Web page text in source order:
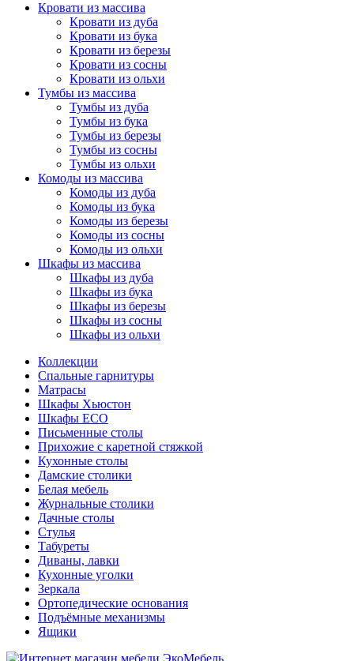
Кровати из массива
Кровати из дуба
Кровати из бука
Кровати из березы
Кровати из сосны
Кровати из ольхи
Тумбы из массива
Тумбы из дуба
Тумбы из бука
Тумбы из березы
Тумбы из сосны
Тумбы из ольхи
Комоды из массива
Комоды из дуба
Комоды из бука
Комоды из березы
Комоды из сосны
Комоды из ольхи
Шкафы из массива
Шкафы из дуба
Шкафы из бука
Шкафы из березы
Шкафы из сосны
Шкафы из ольхи
Коллекции
Спальные гарнитуры
Матрасы
Шкафы Хьюстон
Шкафы ECO
Письменные столы
Прихожие с каретной стяжкой
Кухонные столы
Дамские столики
Белая мебель
Журнальные столики
Дачные столы
Стулья
Табуреты
Диваны, лавки
Кухонные уголки
Зеркала
Ортопедические основания
Подъёмные механизмы
Ящики